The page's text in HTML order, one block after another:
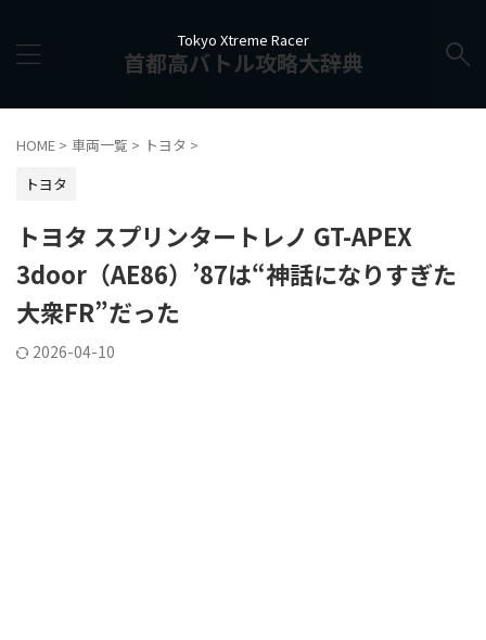
Tokyo Xtreme Racer
首都高バトル攻略大辞典
HOME > 車両一覧 > トヨタ >
トヨタ
トヨタ スプリンタートレノ GT-APEX
3door（AE86）’87は“神話になりすぎた
大衆FR”だった
2026-04-10